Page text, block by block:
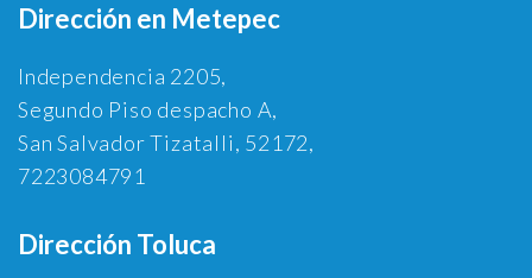
Dirección en Metepec
Independencia 2205,
Segundo Piso despacho A,
San Salvador Tizatalli, 52172,
7223084791
Dirección Toluca